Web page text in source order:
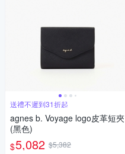
送禮不遲到31折起
agnes b. Voyage logo皮革短夾
(黑色)
$5,082 $5,382